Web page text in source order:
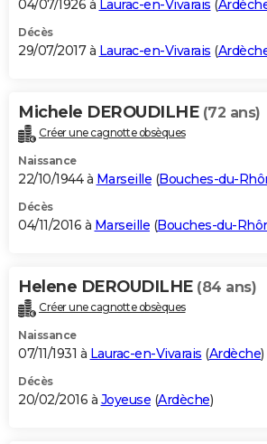
04/07/1926 à Laurac-en-Vivarais (
Décès
29/07/2017 à Laurac-en-Vivarais (
Michele DEROUDILHE (72 ans)
Créer une cagnotte obsèques
Naissance
22/10/1944 à Marseille (Bouches-du-
Décès
04/11/2016 à Marseille (Bouches-du-
Helene DEROUDILHE (84 ans)
Créer une cagnotte obsèques
Naissance
07/11/1931 à Laurac-en-Vivarais (Ardèche)
Décès
20/02/2016 à Joyeuse (Ardèche)